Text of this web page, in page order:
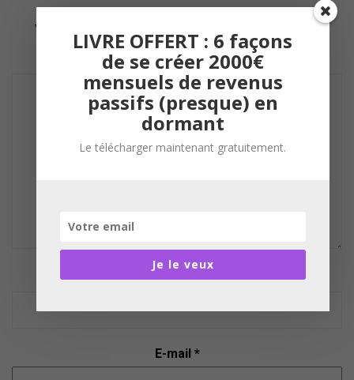
Votre adresse e-mail ne sera pas publiée.
champs obligatoires sont indiqués avec
Nom*
E-mail *
LIVRE OFFERT : 6 façons
de se créer 2000€
mensuels de revenus
passifs (presque) en
dormant
Le télécharger maintenant gratuitement.
Je le veux